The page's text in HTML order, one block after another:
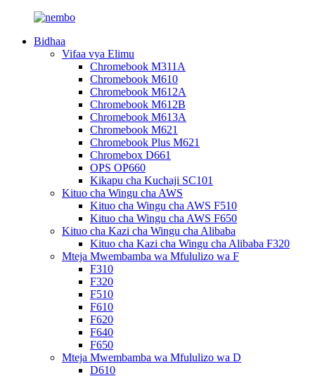
Bidhaa
Vifaa vya Elimu
Chromebook M311A
Chromebook M610
Chromebook M612A
Chromebook M612B
Chromebook M613A
Chromebook M621
Chromebook Plus M621
Chromebox D661
OPS OP660
Kikapu cha Kuchaji SC101
Kituo cha Wingu cha AWS
Kituo cha Wingu cha AWS F510
Kituo cha Wingu cha AWS F650
Kituo cha Kazi cha Wingu cha Alibaba
Kituo cha Kazi cha Wingu cha Alibaba F320
Mteja Mwembamba wa Mfululizo wa F
F310
F320
F510
F610
F620
F640
F650
Mteja Mwembamba wa Mfululizo wa D
D610